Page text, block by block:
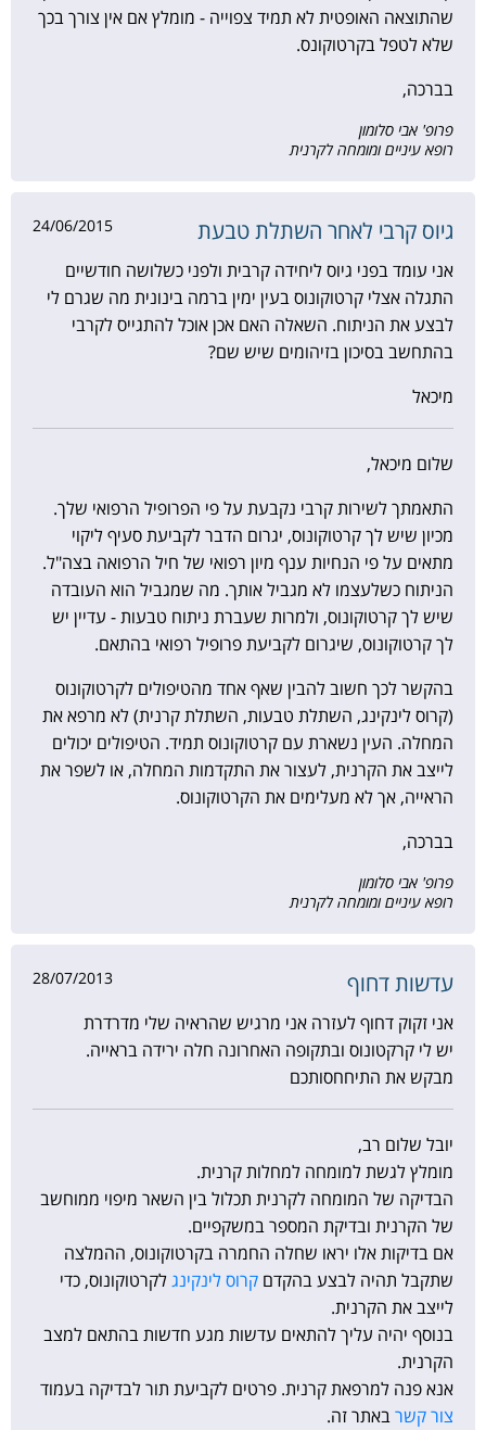
שהתוצאה האופטית לא תמיד צפוייה - מומלץ אם אין צורך בכך
שלא לטפל בקרטוקונס.
בברכה,
פרופ' אבי סלומון
רופא עיניים ומומחה לקרנית
גיוס קרבי לאחר השתלת טבעת 24/06/2015
אני עומד בפני גיוס ליחידה קרבית ולפני כשלושה חודשיים
התגלה אצלי קרטוקונוס בעין ימין ברמה בינונית מה שגרם לי
לבצע את הניתוח. השאלה האם אכן אוכל להתגייס לקרבי
בהתחשב בסיכון בזיהומים שיש שם?
מיכאל
שלום מיכאל,
התאמתך לשירות קרבי נקבעת על פי הפרופיל הרפואי שלך.
מכיון שיש לך קרטוקונוס, יגרום הדבר לקביעת סעיף ליקוי
מתאים על פי הנחיות ענף מיון רפואי של חיל הרפואה בצה"ל.
הניתוח כשלעצמו לא מגביל אותך. מה שמגביל הוא העובדה
שיש לך קרטוקונוס, ולמרות שעברת ניתוח טבעות - עדיין יש
לך קרטוקונוס, שיגרום לקביעת פרופיל רפואי בהתאם.
בהקשר לכך חשוב להבין שאף אחד מהטיפולים לקרטוקונוס
(קרוס לינקינג, השתלת טבעות, השתלת קרנית) לא מרפא את
המחלה. העין נשארת עם קרטוקונוס תמיד. הטיפולים יכולים
לייצב את הקרנית, לעצור את התקדמות המחלה, או לשפר את
הראייה, אך לא מעלימים את הקרטוקונוס.
בברכה,
פרופ' אבי סלומון
רופא עיניים ומומחה לקרנית
עדשות דחוף 28/07/2013
אני זקוק דחוף לעזרה אני מרגיש שהראיה שלי מדרדרת
יש לי קרקטונוס ובתקופה האחרונה חלה ירידה בראייה.
מבקש את התיחחסותכם
יובל שלום רב,
מומלץ לגשת למומחה למחלות קרנית.
הבדיקה של המומחה לקרנית תכלול בין השאר מיפוי ממוחשב
של הקרנית ובדיקת המספר במשקפיים.
אם בדיקות אלו יראו שחלה החמרה בקרטוקונוס, ההמלצה
שתקבל תהיה לבצע בהקדם קרוס לינקינגלקרטוקונוס, כדי
לייצב את הקרנית.
בנוסף יהיה עליך להתאים עדשות מגע חדשות בהתאם למצב
הקרנית.
אנא פנה למרפאת קרנית. פרטים לקביעת תור לבדיקה בעמוד
צור קשרבאתר זה.